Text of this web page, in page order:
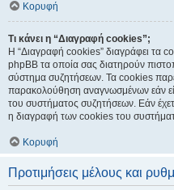
Κορυφή
Τι κάνει η “Διαγραφή cookies”;
Η “Διαγραφή cookies” διαγράφει τα
phpBB τα οποία σας διατηρούν
σύστημα συζητήσεων. Τα cookies
παρακολούθηση αναγνωσμένων εάν
του συστήματος συζητήσεων. Εάν
η διαγραφή των cookies του
Κορυφή
Προτιμήσεις μέλους και